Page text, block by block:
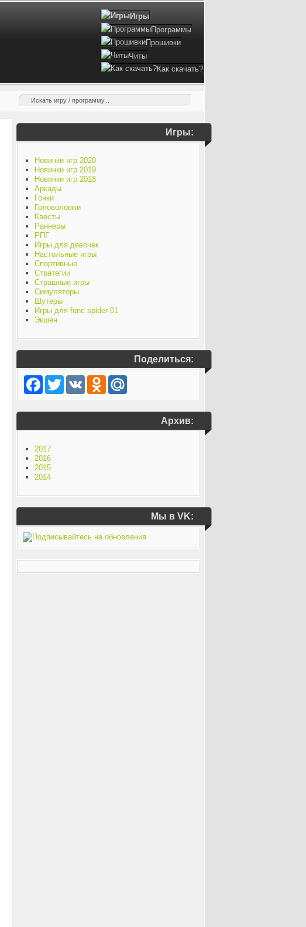
Игры
Программы
Прошивки
Читы
Как скачать?
Игры:
Новинки игр 2020
Новинки игр 2019
Новинки игр 2018
Аркады
Гонки
Головоломки
Квесты
Раннеры
РПГ
Игры для девочек
Настольные игры
Спортивные
Стратегии
Страшные игры
Симуляторы
Шутеры
Игры для func spider 01
Экшен
Поделиться:
FacebookTwitter VK Odnoklassniki
Архив:
2017
2016
2015
2014
Мы в VK: